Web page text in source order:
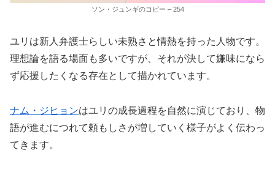
ソン・ジュンギのコピー – 254
ユリは新人弁護士らしい未熟さと情熱を持った人物です。
理想論を語る場面も多いですが、それが決して嫌味になら
ず応援したくなる存在として描かれています。
ナム・ジヒョンはユリの成長過程を自然に演じており、物
語が進むにつれて頼もしさが増していく様子がよく伝わっ
てきます。